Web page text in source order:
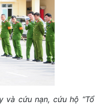
và cứu nạn, cứu hộ “Tổ